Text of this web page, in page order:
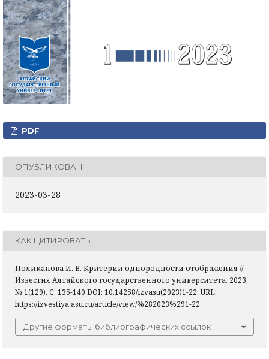
PDF
ОПУБЛИКОВАН
2023-03-28
КАК ЦИТИРОВАТЬ
Поликанова И. В. Критерий однородности отображения //
Известия Алтайского государственного университета, 2023,
№ 1(129). С. 135-140 DOI: 10.14258/izvasu(2023)1-22. URL:
https://izvestiya.asu.ru/article/view/%282023%291-22.
Другие форматы библиографических ссылок